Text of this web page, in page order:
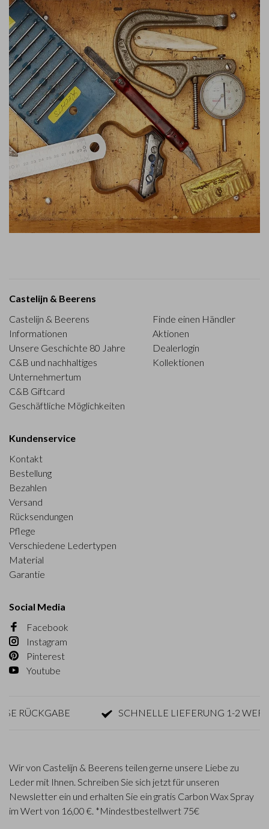
Castelijn & Beerens
Castelijn & Beerens
Informationen
Unsere Geschichte 80 Jahre
C&B und nachhaltiges
Unternehmertum
C&B Giftcard
Geschäftliche Möglichkeiten
Finde einen Händler
Aktionen
Dealerlogin
Kollektionen
Kundenservice
Kontakt
Bestellung
Bezahlen
Versand
Rücksendungen
Pflege
Verschiedene Ledertypen
Material
Garantie
Social Media
Facebook
Instagram
Pinterest
Youtube
SCHNELLE LIEFERUNG 1-2
Wir von Castelijn & Beerens teilen gerne unsere Liebe zu
Leder mit Ihnen. Schreiben Sie sich jetzt für unseren
Newsletter ein und erhalten Sie ein gratis Carbon Wax Spray
im Wert von 16,00 €. *Mindestbestellwert 75€